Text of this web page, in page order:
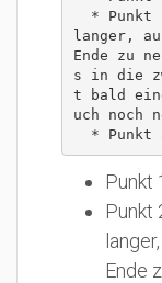
langer,
Ende zu
s in die
t bald
uch noch
*
Punkt
Punkt
Ende